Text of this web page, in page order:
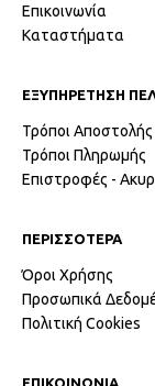
Επικοινωνία
Καταστήματα
ΕΞΥΠΗΡΕΤΗΣΗ
Τρόποι Αποστολής
Τρόποι Πληρωμής
Επιστροφές -
ΠΕΡΙΣΣΟΤΕΡΑ
Όροι Χρήσης
Προσωπικά
Πολιτική Cookies
ΕΠΙΚΟΙΝΩΝΙΑ